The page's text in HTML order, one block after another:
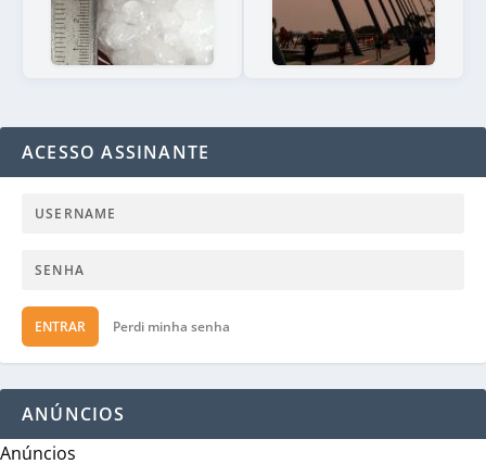
ACESSO ASSINANTE
ENTRAR Perdi minha senha
ANÚNCIOS
Anúncios